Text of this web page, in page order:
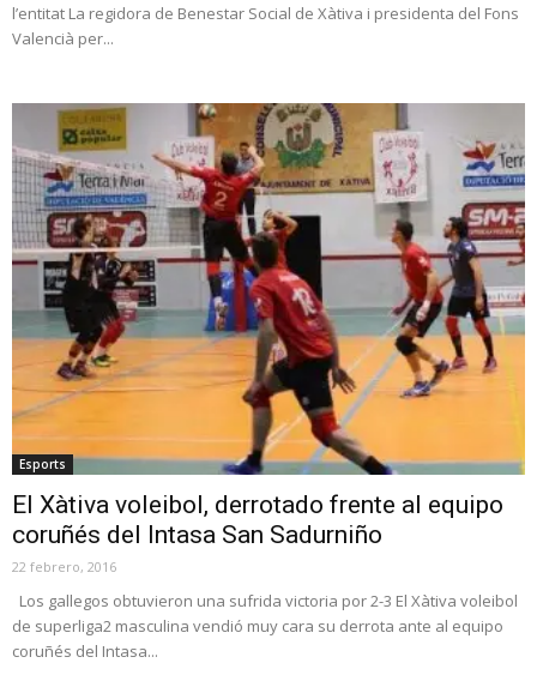
l’entitat La regidora de Benestar Social de Xàtiva i presidenta del Fons
Valencià per...
Esports
El Xàtiva voleibol, derrotado frente al equipo
coruñés del Intasa San Sadurniño
22 febrero, 2016
Los gallegos obtuvieron una sufrida victoria por 2-3 El Xàtiva voleibol
de superliga2 masculina vendió muy cara su derrota ante al equipo
coruñés del Intasa...